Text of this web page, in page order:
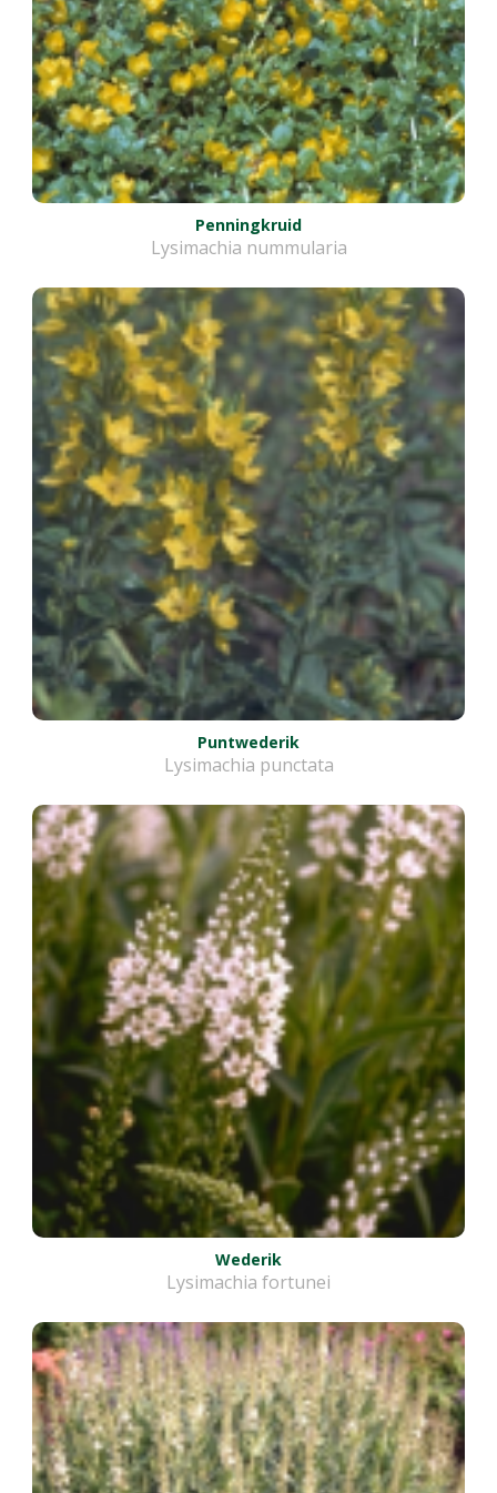
Penningkruid
Lysimachia nummularia
Puntwederik
Lysimachia punctata
Wederik
Lysimachia fortunei